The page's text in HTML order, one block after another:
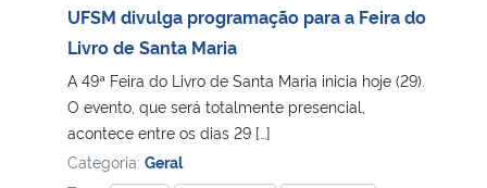
UFSM divulga programação para a Feira do
Livro de Santa Maria
A 49ª Feira do Livro de Santa Maria inicia hoje (29).
O evento, que será totalmente presencial,
acontece entre os dias 29 […]
Categoria: Geral